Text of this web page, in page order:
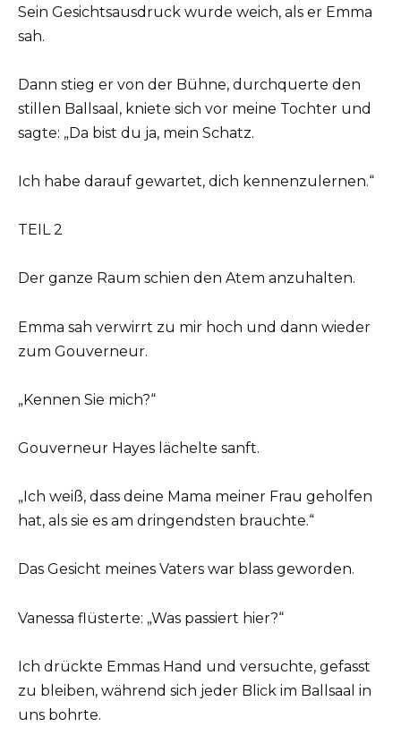
Sein Gesichtsausdruck wurde weich, als er Emma
sah.
Dann stieg er von der Bühne, durchquerte den
stillen Ballsaal, kniete sich vor meine Tochter und
sagte: „Da bist du ja, mein Schatz.
Ich habe darauf gewartet, dich kennenzulernen.“
TEIL 2
Der ganze Raum schien den Atem anzuhalten.
Emma sah verwirrt zu mir hoch und dann wieder
zum Gouverneur.
„Kennen Sie mich?“
Gouverneur Hayes lächelte sanft.
„Ich weiß, dass deine Mama meiner Frau geholfen
hat, als sie es am dringendsten brauchte.“
Das Gesicht meines Vaters war blass geworden.
Vanessa flüsterte: „Was passiert hier?“
Ich drückte Emmas Hand und versuchte, gefasst
zu bleiben, während sich jeder Blick im Ballsaal in
uns bohrte.